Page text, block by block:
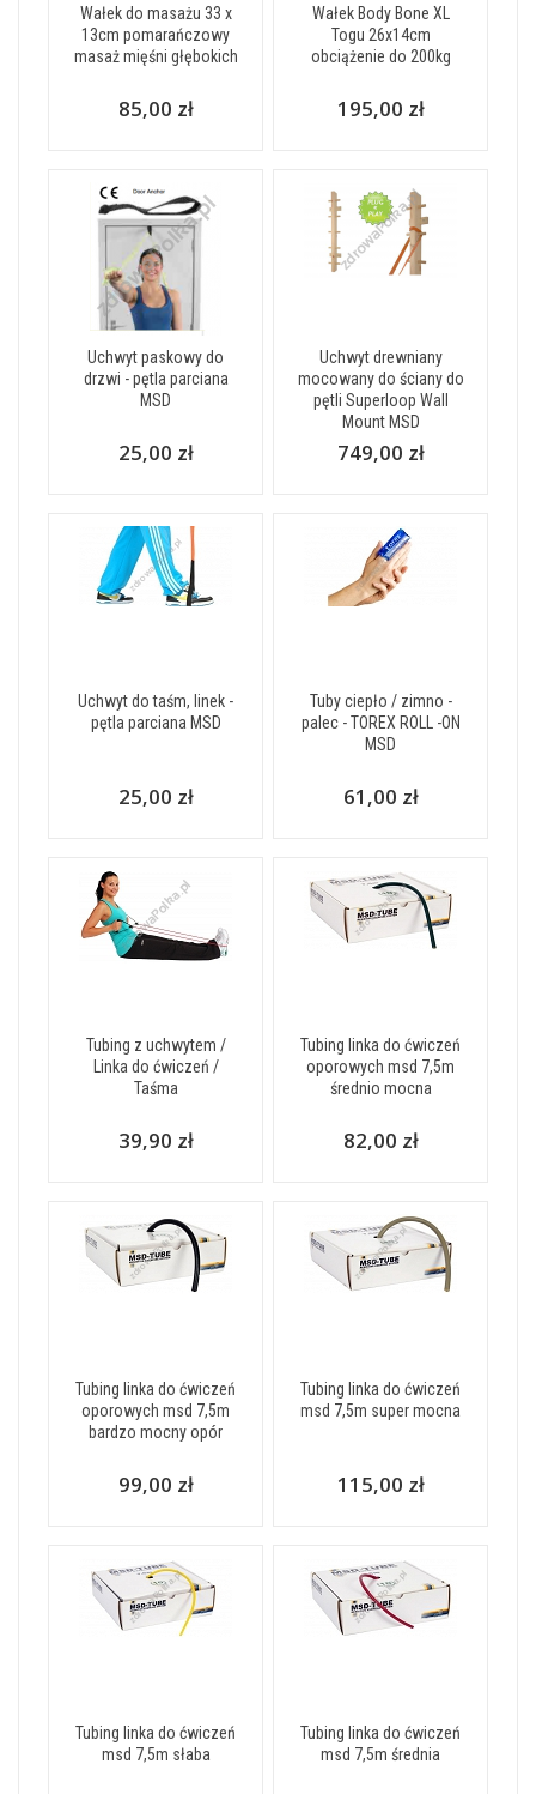
Wałek do masażu 33 x
13cm pomarańczowy
masaż mięśni głębokich
85,00 zł
Wałek Body Bone XL
Togu 26x14cm
obciążenie do 200kg
195,00 zł
Uchwyt paskowy do
drzwi - pętla parciana
MSD
25,00 zł
Uchwyt drewniany
mocowany do ściany do
pętli Superloop Wall
Mount MSD
749,00 zł
Uchwyt do taśm, linek -
pętla parciana MSD
25,00 zł
Tuby ciepło / zimno -
palec - TOREX ROLL -ON
MSD
61,00 zł
Tubing z uchwytem /
Linka do ćwiczeń /
Taśma
39,90 zł
Tubing linka do ćwiczeń
oporowych msd 7,5m
średnio mocna
82,00 zł
Tubing linka do ćwiczeń
oporowych msd 7,5m
bardzo mocny opór
99,00 zł
Tubing linka do ćwiczeń
msd 7,5m super mocna
115,00 zł
Tubing linka do ćwiczeń
msd 7,5m słaba
Tubing linka do ćwiczeń
msd 7,5m średnia